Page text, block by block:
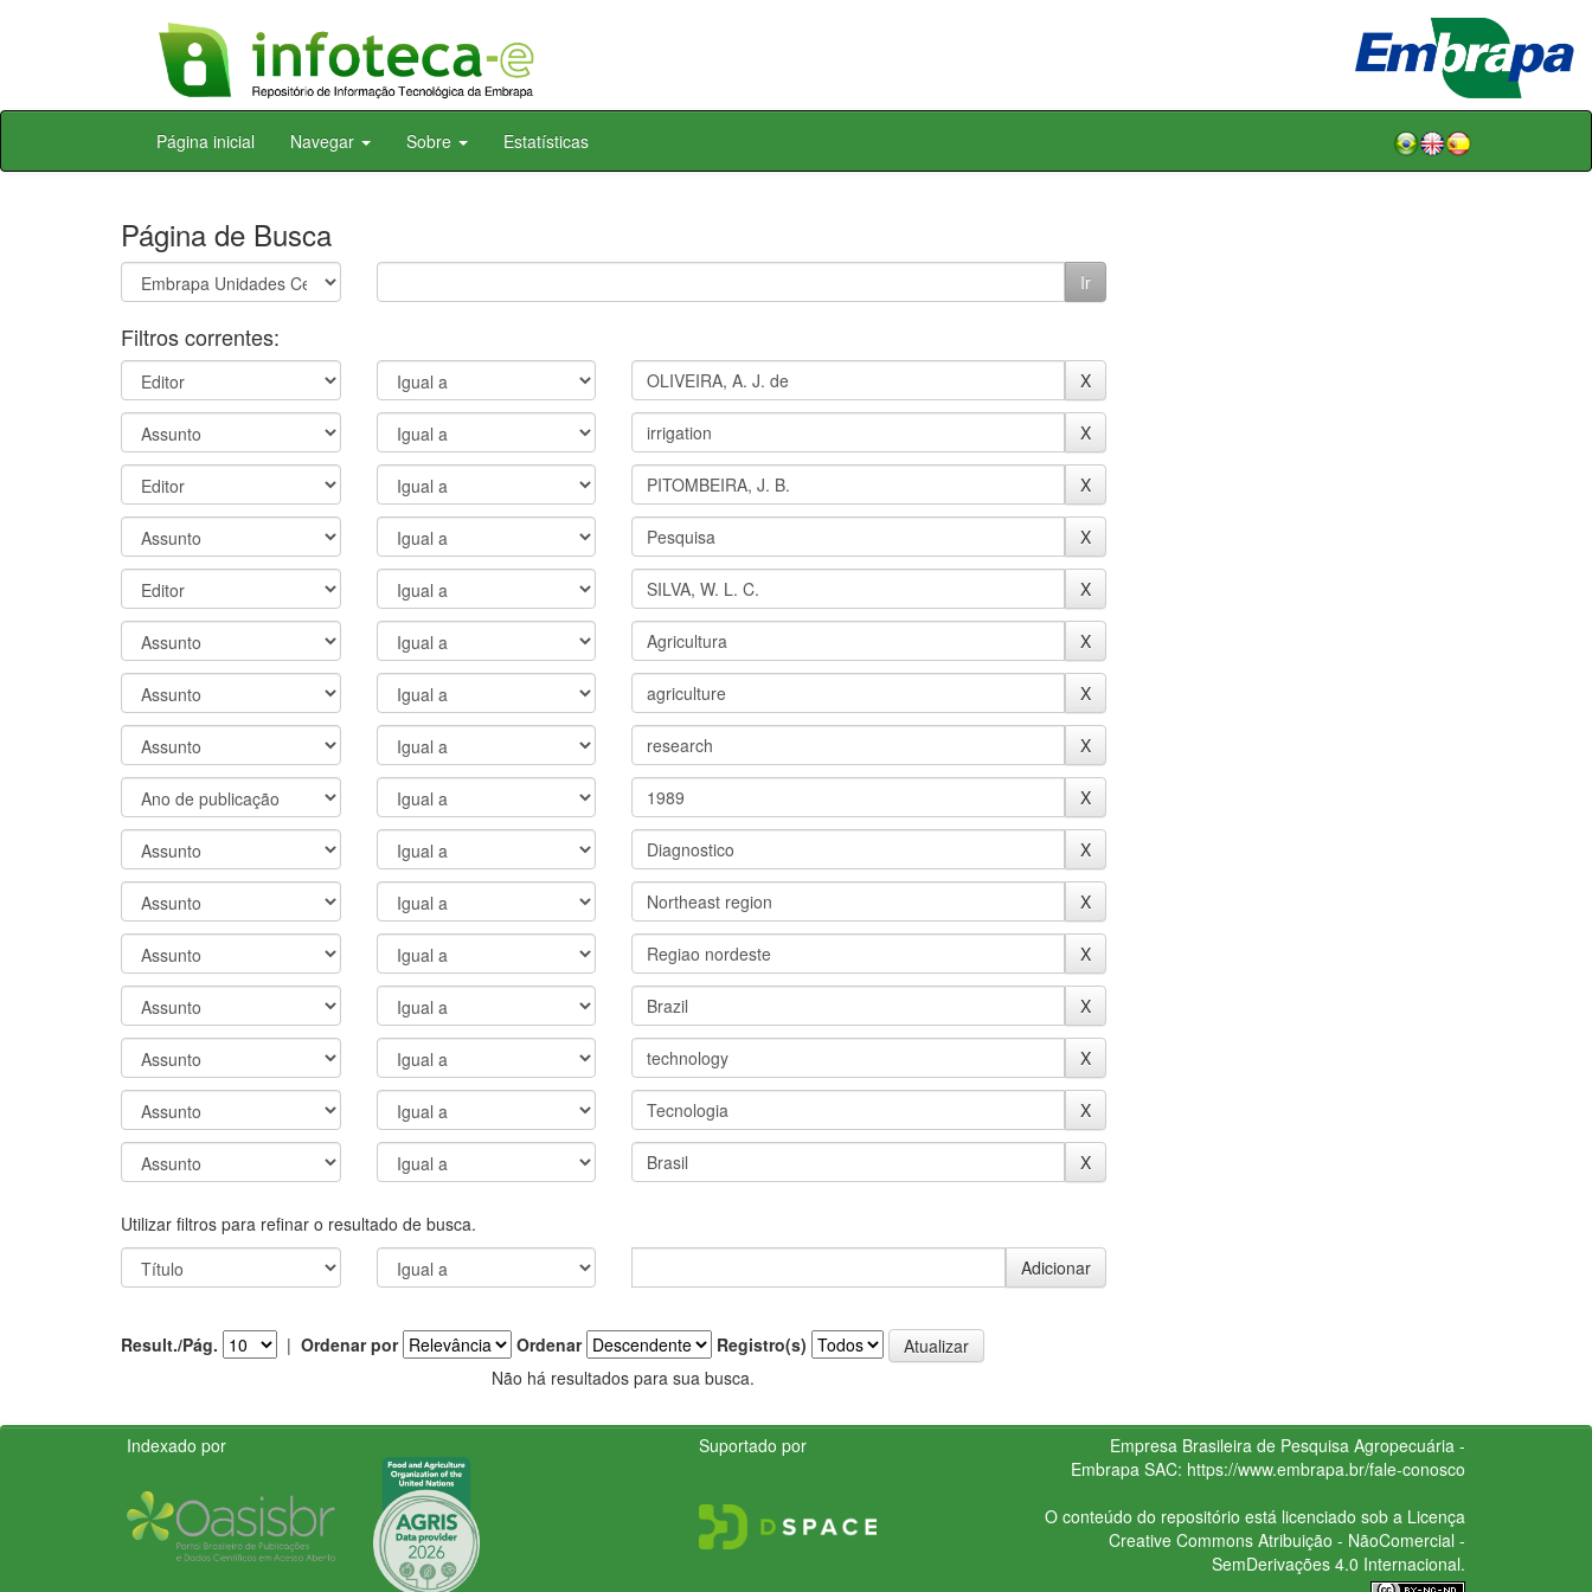
Skip
Página inicial Navegar Sobre Estatísticas
Página de Busca
Filtros correntes:
Utilizar filtros para refinar o resultado de busca.
Result./Pág. | Ordenar por Ordenar
Registro(s)
Não há resultados para sua busca.
Indexado por Suportado por
Empresa Brasileira de Pesquisa Agropecuária -
Embrapa SAC: https://www.embrapa.br/fale-conosco
O conteúdo do repositório está licenciado sob a Licença
Creative CommonsAtribuição - NãoComercial -
SemDerivações 4.0 Internacional.